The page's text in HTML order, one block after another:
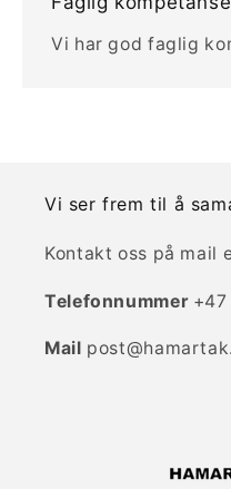
Vi har god faglig
Vi ser frem til å
Kontakt oss på mail
Telefonnummer +47
Mail